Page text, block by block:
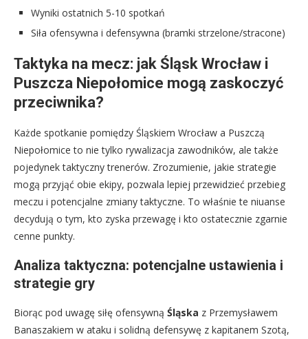
Wyniki ostatnich 5-10 spotkań
Siła ofensywna i defensywna (bramki strzelone/stracone)
Taktyka na mecz: jak Śląsk Wrocław i
Puszcza Niepołomice mogą zaskoczyć
przeciwnika?
Każde spotkanie pomiędzy Śląskiem Wrocław a Puszczą
Niepołomice to nie tylko rywalizacja zawodników, ale także
pojedynek taktyczny trenerów. Zrozumienie, jakie strategie
mogą przyjąć obie ekipy, pozwala lepiej przewidzieć przebieg
meczu i potencjalne zmiany taktyczne. To właśnie te niuanse
decydują o tym, kto zyska przewagę i kto ostatecznie zgarnie
cenne punkty.
Analiza taktyczna: potencjalne ustawienia i
strategie gry
Biorąc pod uwagę siłę ofensywną Śląska z Przemysławem
Banaszakiem w ataku i solidną defensywę z kapitanem Szotą,